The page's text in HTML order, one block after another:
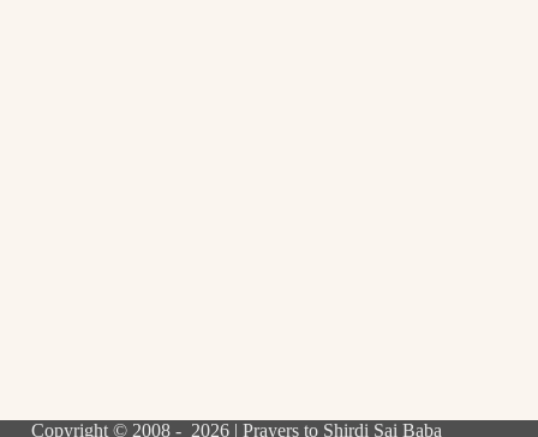
Copyright © 2008 - 2026 | Prayers to Shirdi Sai Baba